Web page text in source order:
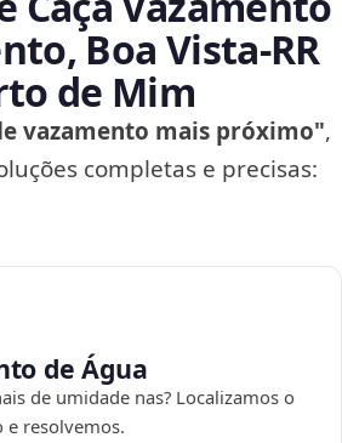
Boa Vista‑RR
de Mim
vazamento mais próximo",
completas e precisas:
de Água
de umidade nas? Localizamos o
e resolvemos.